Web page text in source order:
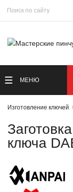
МЕНЮ
Изготовление ключей
ключа